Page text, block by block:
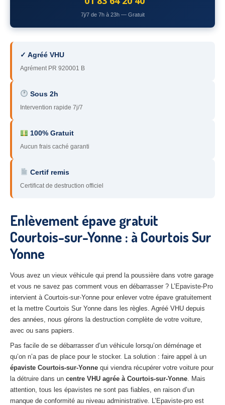
– Yvelines
92– Hauts-de-Seine
93 – Seine-Saint-Denis
94– Val-de-Marne
95 – Val d’Oise
– Essonne
89 – Yonne
51 – Marne
– Eure-et-Loir
27– Eure
10
02– Aisne
Tousles secteurs
CENTREVHU AGRÉE
Centre agréé VHU 77 : casse auto avec destruction
Centreagréé VHU 78 : casse auto avec destruction
Centreagréé VHU 91 : casse auto avec destruction
7j/7 de 7h à 23h — Gratuit
✓ Agréé VHU
Agrément PR 920001 B
Sous 2h
Intervention rapide 7j/7
100% Gratuit
Aucun frais caché garanti
Certif remis
Certificat de destruction officiel
Enlèvement épave gratuit
Courtois-sur-Yonne : à Courtois Sur
Yonne
Vous avez un vieux véhicule qui prend la poussière dans votre garage
et vous ne savez pas comment vous en débarrasser ? L’Epaviste-Pro
intervient à Courtois-sur-Yonne pour enlever votre épave gratuitement
et la mettre Courtois Sur Yonne dans les règles. Agréé VHU depuis
des années, nous gérons la destruction complète de votre voiture,
avec ou sans papiers.
Pas facile de se débarrasser d’un véhicule lorsqu’on déménage et
qu’on n’a pas de place pour le stocker. La solution : faire appel à un
épaviste Courtois-sur-Yonne qui viendra récupérer votre voiture pour
la détruire dans un centre VHU agrée à Courtois-sur-Yonne. Mais
attention, tous les épavistes ne sont pas fiables, en raison d’un
manque de conformité au niveau administrative. L’Epaviste-pro est